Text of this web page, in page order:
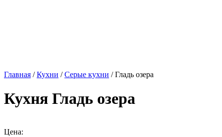
Главная /Кухни /Серые кухни / Гладь озера
Кухня Гладь озера
Цена: